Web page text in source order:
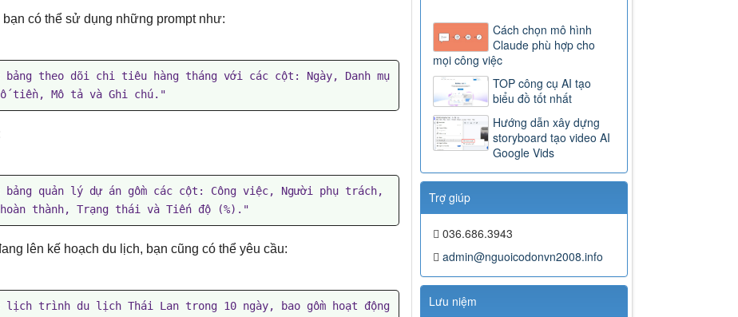
bạn có thể sử dụng những prompt như:
bảng theo dõi chi tiêu hàng tháng với các cột: Ngày, Danh mụ
tiền, Mô tả và Ghi chú."
bảng quản lý dự án gồm các cột: Công việc, Người phụ trách,
hoàn thành, Trạng thái và Tiến độ (%)."
lên kế hoạch du lịch, bạn cũng có thể yêu cầu:
lịch trình du lịch Thái Lan trong 10 ngày, bao gồm hoạt động
Cách chọn mô hình
Claude phù hợp cho
mọi công việc
TOP công cụ AI tạo
biểu đồ tốt nhất
Hướng dẫn xây dựng
storyboard tạo video AI
Google Vids
Trợ giúp
036.686.3943
admin@nguoicodonvn2008.info
Lưu niệm